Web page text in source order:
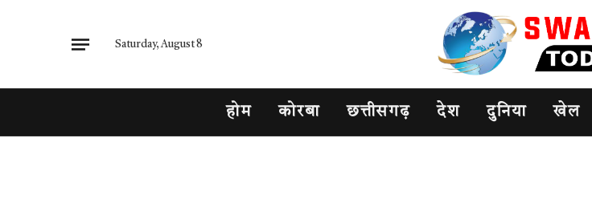
Saturday, August 8
होम कोरबा छत्तीसगढ़ देश दुनिया खेल